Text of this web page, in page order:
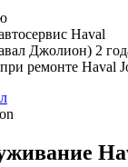
Haval
Джолион) 2
ремонте Haval